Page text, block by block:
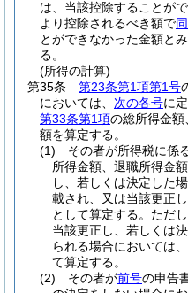
は、当該控除することが
より控除されるべき額で
とができなかった金額とみ
る。
(所得の計算)
第35条
第23条第1項第1号
においては、 次の各号に
第33条第1項の総所得金額
額を算定する。
(1)
その者が所得税に係
所得金額、退職所得金
し、若しくは決定した
載され、又は当該更正
として算定する。 ただ
当該更正し、若しくは
られる場合においては
て算定する。
(2)
その者が前号の申告